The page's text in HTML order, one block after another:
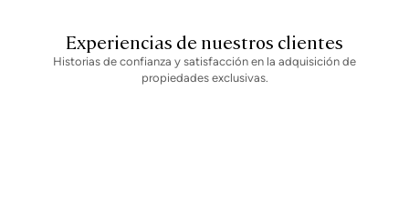
Experiencias de nuestros clientes
Historias de confianza y satisfacción en la adquisición de
propiedades exclusivas.